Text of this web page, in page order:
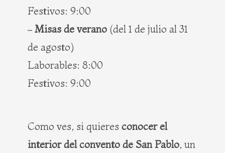
Festivos: 9:00
– Misas de verano (del 1 de julio al 31
de agosto)
Laborables: 8:00
Festivos: 9:00
Como ves, si quieres conocer el
interior del convento de San Pablo, un